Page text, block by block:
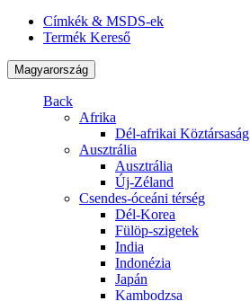
Címkék & MSDS-ek
Termék Kereső
Magyarország
Back
Afrika
Dél-afrikai Köztársaság
Ausztrália
Ausztrália
Új-Zéland
Csendes-óceáni térség
Dél-Korea
Fülöp-szigetek
India
Indonézia
Japán
Kambodzsa